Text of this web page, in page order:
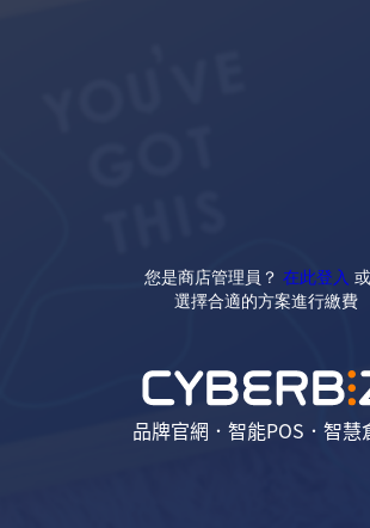
您是商店管理員？ 在此登入
選擇合適的方案進行繳費